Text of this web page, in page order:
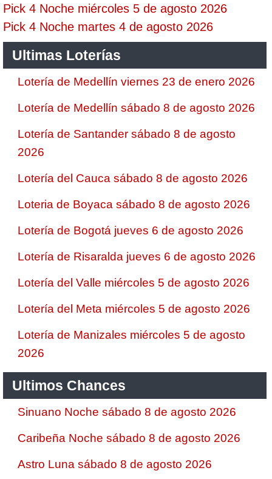
Pick 4 Noche miércoles 5 de agosto 2026
Pick 4 Noche martes 4 de agosto 2026
Ultimas Loterías
Lotería de Medellín viernes 23 de enero 2026
Lotería de Medellín sábado 8 de agosto 2026
Lotería de Santander sábado 8 de agosto
2026
Lotería del Cauca sábado 8 de agosto 2026
Loteria de Boyaca sábado 8 de agosto 2026
Lotería de Bogotá jueves 6 de agosto 2026
Lotería de Risaralda jueves 6 de agosto 2026
Lotería del Valle miércoles 5 de agosto 2026
Lotería del Meta miércoles 5 de agosto 2026
Lotería de Manizales miércoles 5 de agosto
2026
Ultimos Chances
Sinuano Noche sábado 8 de agosto 2026
Caribeña Noche sábado 8 de agosto 2026
Astro Luna sábado 8 de agosto 2026